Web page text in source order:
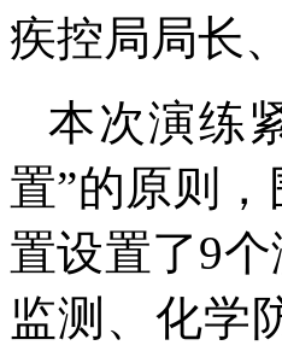
疾控局局长
本次演练
置”的原则
置设置了9
监测、化学